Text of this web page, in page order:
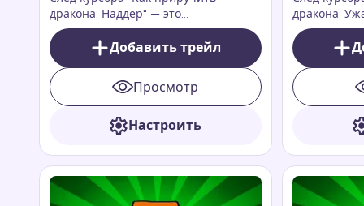
дракона: Наддер" — это
потрясающее дополнение к вашему
цифровому опыту, которое приносит
на ваш экран величие и магию мира
драконов.
Добавить трейл
Просмотр
Настроить
Кошмар"
дракона:
браузера
Cursor
работает
страницах.